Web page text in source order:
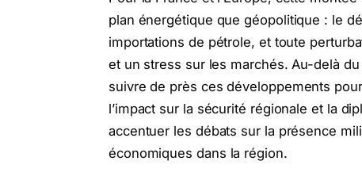
plan énergétique que géopolitique : le
importations de pétrole, et toute
et un stress sur les marchés. Au-delà
suivre de près ces développements
l’impact sur la sécurité régionale et la
accentuer les débats sur la présence
économiques dans la région.